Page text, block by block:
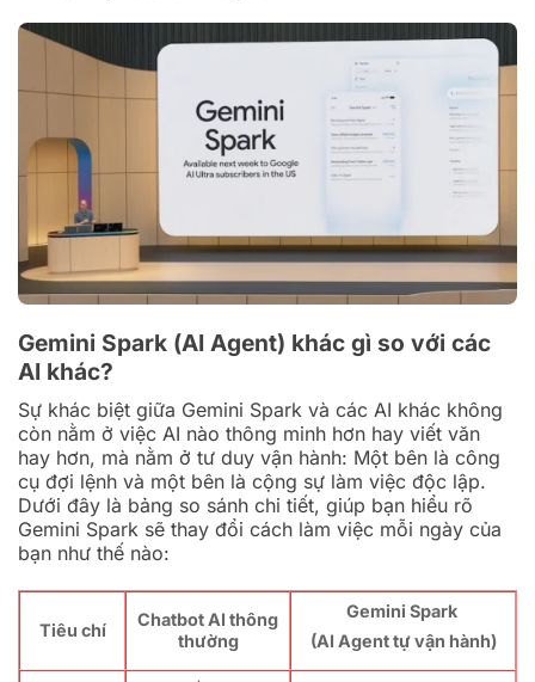
Gemini Spark (AI Agent) khác gì so với các
AI khác?
Sự khác biệt giữa Gemini Spark và các AI khác không
còn nằm ở việc AI nào thông minh hơn hay viết văn
hay hơn, mà nằm ở tư duy vận hành: Một bên là công
cụ đợi lệnh và một bên là cộng sự làm việc độc lập.
Dưới đây là bảng so sánh chi tiết, giúp bạn hiểu rõ
Gemini Spark sẽ thay đổi cách làm việc mỗi ngày của
bạn như thế nào:
Tiêu chí
Chatbot AI thông
thường
Gemini Spark
(AI Agent tự vận hành)